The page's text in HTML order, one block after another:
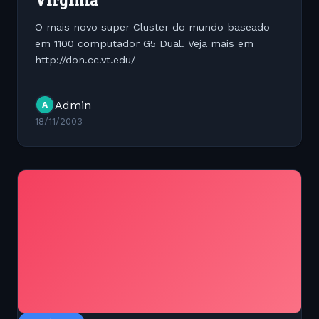
O mais novo super Cluster do mundo baseado
em 1100 computador G5 Dual. Veja mais em
http://don.cc.vt.edu/
A Admin
18/11/2003